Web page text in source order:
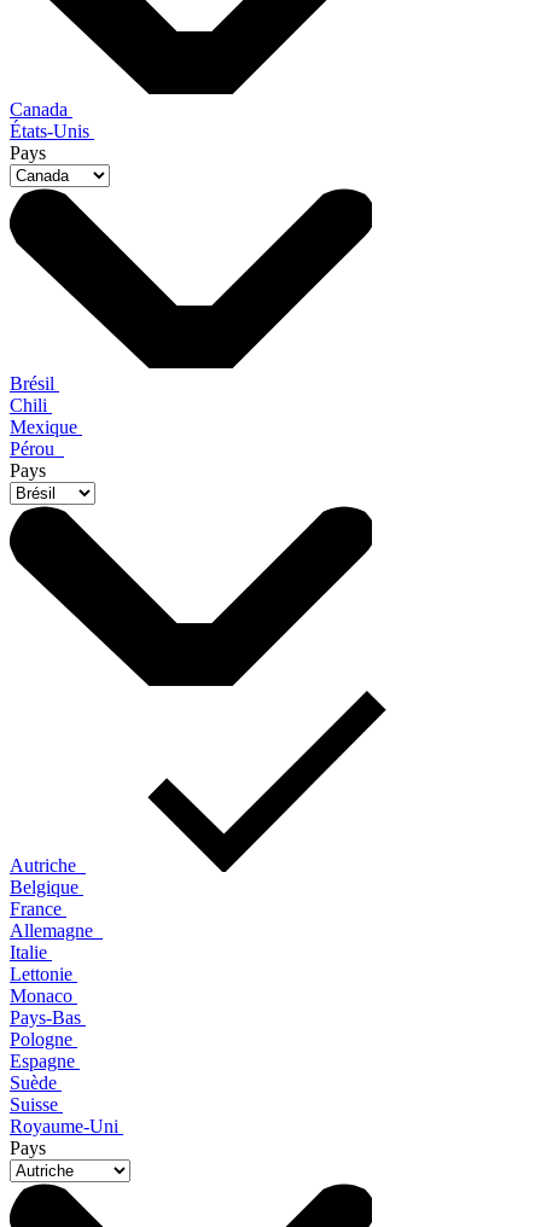
Canada
États-Unis
Pays
Brésil
Chili
Mexique
Pérou
Pays
Autriche
Belgique
France
Allemagne
Italie
Lettonie
Monaco
Pays-Bas
Pologne
Espagne
Suède
Suisse
Royaume-Uni
Pays